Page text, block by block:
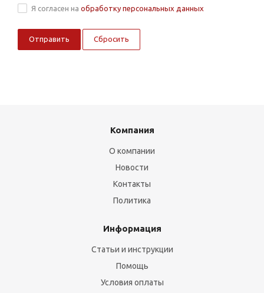
Я согласен на обработку персональных данных
Сбросить
Компания
О компании
Новости
Контакты
Политика
Информация
Статьи и инструкции
Помощь
Условия оплаты